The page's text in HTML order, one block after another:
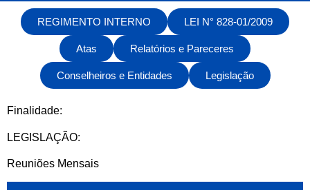
REGIMENTO INTERNO LEI N° 828-01/2009
Atas Relatórios e Pareceres
Conselheiros e Entidades Legislação
Finalidade:
LEGISLAÇÃO:
Reuniões Mensais